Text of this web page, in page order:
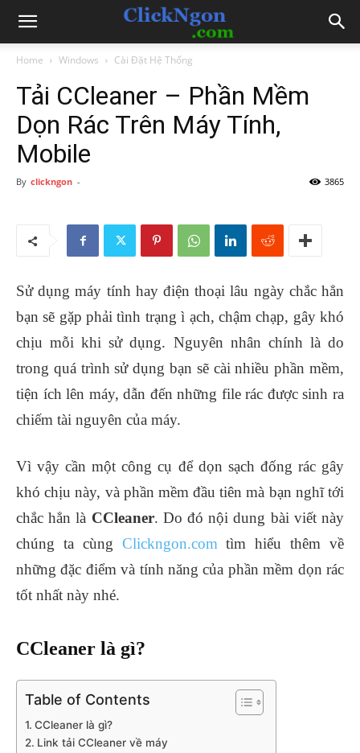
Home Windows Cài Đặt Hệ Thống
Tải CCleaner – Phần Mềm
Dọn Rác Trên Máy Tính,
Mobile
By clickngon - 3865
Sử dụng máy tính hay điện thoại lâu ngày chắc hẳn
bạn sẽ gặp phải tình trạng ì ạch, chậm chạp, gây khó
chịu mỗi khi sử dụng. Nguyên nhân chính là do
trong quá trình sử dụng bạn sẽ cài nhiều phần mềm,
tiện ích lên máy, dẫn đến những file rác được sinh ra
chiếm tài nguyên của máy.
Vì vậy cần một công cụ để dọn sạch đống rác gây
khó chịu này, và phần mềm đầu tiên mà bạn nghĩ tới
chắc hẳn là CCleaner. Do đó nội dung bài viết này
chúng ta cùng Clickngon.com tìm hiểu thêm về
những đặc điểm và tính năng của phần mềm dọn rác
tốt nhất này nhé.
CCleaner là gì?
Table of Contents
CCleaner là gì?
Link tải CCleaner về máy